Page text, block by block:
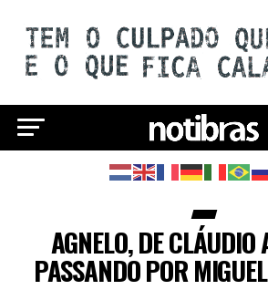
AGNELO, DE CLÁUDIO
PASSANDO POR